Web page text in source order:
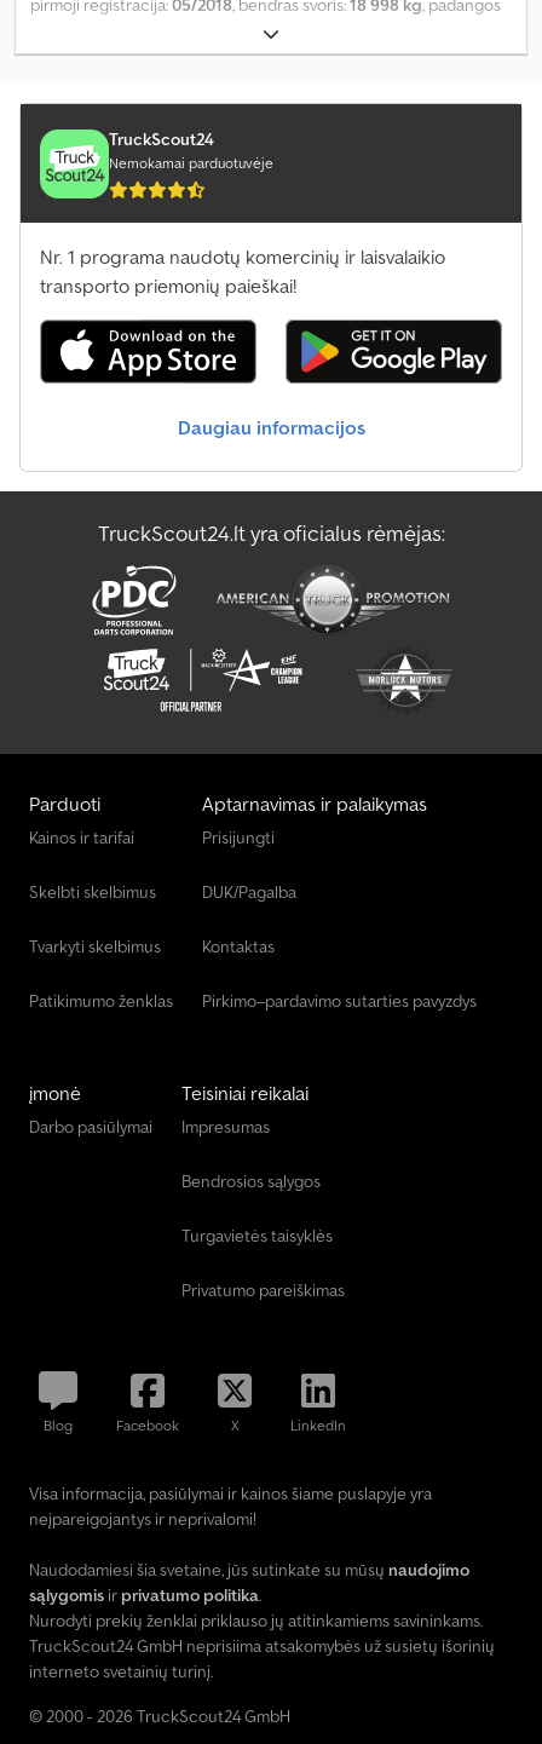
pirmoji registracija:05/2018, bendras svoris:18 998 kg, padangos
, pavaros tipas:
klasė:Euro 6, Gamybos metai:2018,
TruckScout24
Nemokamai parduotuvėje
Nr. 1 programa naudotų komercinių ir laisvalaikio
transporto priemonių paieškai!
Daugiau informacijos
TruckScout24.lt yra oficialus rėmėjas:
Parduoti
Kainos ir tarifai
Skelbti skelbimus
Tvarkyti skelbimus
Patikimumo ženklas
Aptarnavimas ir palaikymas
Prisijungti
DUK/Pagalba
Kontaktas
Pirkimo–pardavimo sutarties pavyzdys
įmonė
Darbo pasiūlymai
Teisiniai reikalai
Impresumas
Bendrosios sąlygos
Turgavietės taisyklės
Privatumo pareiškimas
Blog Facebook X LinkedIn
Visa informacija, pasiūlymai ir kainos šiame puslapyje yra
neįpareigojantys ir neprivalomi!
Naudodamiesi šia svetaine, jūs sutinkate su mūsų naudojimo
sąlygomis ir privatumo politika.
Nurodyti prekių ženklai priklauso jų atitinkamiems savininkams.
TruckScout24 GmbH neprisiima atsakomybės už susietų išorinių
interneto svetainių turinį.
© 2000 - 2026 TruckScout24 GmbH